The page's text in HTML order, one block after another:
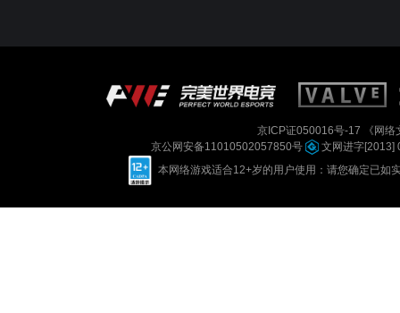
京ICP证050016号-17
《网
京公网安备11010502057850号
文网进字[2013]
本网络游戏适合12+岁的用户使用：请您确定已如